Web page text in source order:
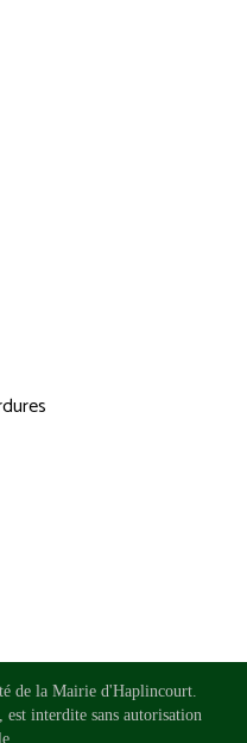
de la Mairie d'Haplincourt.
interdite sans autorisation